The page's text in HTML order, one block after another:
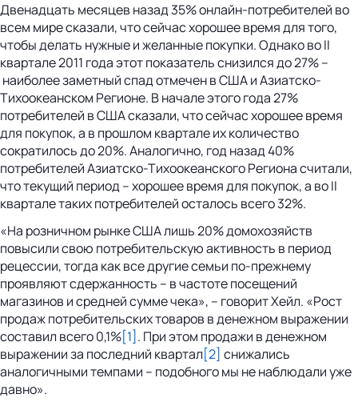
Двенадцать месяцев назад 35% онлайн-потребителей во
всем мире сказали, что сейчас хорошее время для того,
чтобы делать нужные и желанные покупки. Однако во II
квартале 2011 года этот показатель снизился до 27% –
наиболее заметный спад отмечен в США и Азиатско-
Тихоокеанском Регионе. В начале этого года 27%
потребителей в США сказали, что сейчас хорошее время
для покупок, а в прошлом квартале их количество
сократилось до 20%. Аналогично, год назад 40%
потребителей Азиатско-Тихоокеанского Региона считали,
что текущий период – хорошее время для покупок, а во II
квартале таких потребителей осталось всего 32%.
«На розничном рынке США лишь 20% домохозяйств
повысили свою потребительскую активность в период
рецессии, тогда как все другие семьи по-прежнему
проявляют сдержанность – в частоте посещений
магазинов и средней сумме чека», – говорит Хейл. «Рост
продаж потребительских товаров в денежном выражении
составил всего 0,1%[1]. При этом продажи в денежном
выражении за последний квартал[2] снижались
аналогичными темпами – подобного мы не наблюдали уже
давно».